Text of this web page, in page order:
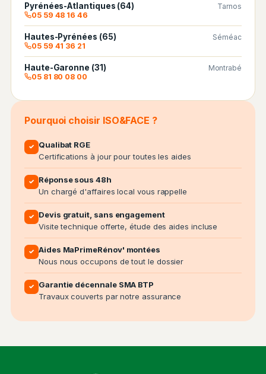
Pyrénées-Atlantiques (64)
Tarnos
05 59 48 16 46
Hautes-Pyrénées (65)
Séméac
05 59 41 36 21
Haute-Garonne (31)
Montrabé
05 81 80 08 00
Pourquoi choisir ISO&FACE ?
✓
Qualibat RGE
Certifications à jour pour toutes les aides
✓
Réponse sous 48h
Un chargé d'affaires local vous rappelle
✓
Devis gratuit, sans engagement
Visite technique offerte, étude des aides incluse
✓ Aides MaPrimeRénov' montées
Nous nous occupons de tout le dossier
✓
Garantie décennale SMA BTP
Travaux couverts par notre assurance